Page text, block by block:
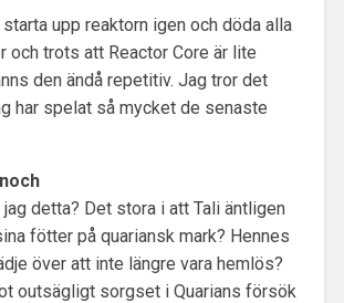
upp reaktorn igen och döda alla
och trots att Reactor Core är lite
den ändå repetitiv. Jag tror det
har spelat så mycket de senaste
detta? Det stora i att Tali äntligen
fötter på quariansk mark? Hennes
över att inte längre vara hemlös?
outsägligt sorgset i Quarians försök